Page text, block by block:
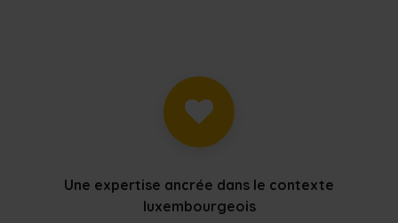
Une expertise ancrée dans le contexte
luxembourgeois